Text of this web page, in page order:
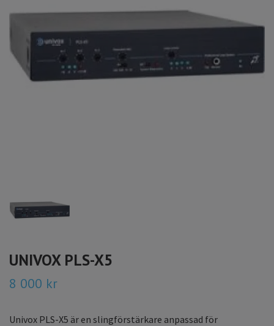
UNIVOX PLS-X5
8 000 kr
Univox PLS-X5 är en slingförstärkare anpassad för